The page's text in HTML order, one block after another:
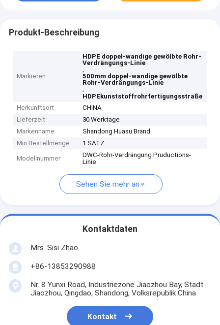
Produkt-Beschreibung
Markieren
HDPE doppel-wandige gewölbte Rohr-
Verdrängungs-Linie
,
500mm doppel-wandige gewölbte
Rohr-Verdrängungs-Linie
,
HDPEkunststoffrohrfertigungsstraße
Herkunftsort
CHINA
Lieferzeit
30 Werktage
Markenname
Shandong Huasu Brand
Min Bestellmenge
1 SATZ
Modellnummer
DWC-Rohr-Verdrängung Pruductions-
Linie
Sehen Sie mehr an
Kontaktdaten
Mrs. Sisi Zhao
+86-13853290988
Nr. 8 Yunxi Road, Industriezone Jiaozhou Bay, Stadt
Jiaozhou, Qingdao, Shandong, Volksrepublik China
Kontakt